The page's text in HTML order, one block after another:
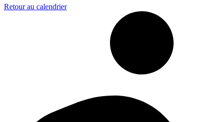
Retour au calendrier